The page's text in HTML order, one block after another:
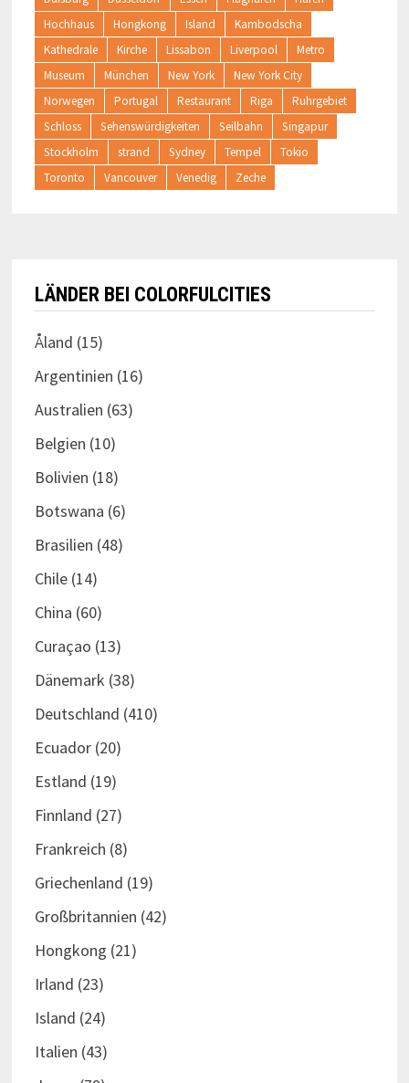
Hochhaus
Hongkong Island
Kambodscha
Kathedrale
Kirche Lissabon Liverpool
Metro
Museum
München New York
New York City
Norwegen
Portugal Restaurant Riga
Ruhrgebiet
Schloss
Sehenswürdigkeiten Seilbahn
Singapur
Stockholm
strand Sydney Tempel
Tokio
Toronto
Vancouver Venedig Zeche
LÄNDER BEI COLORFULCITIES
Åland (15)
Argentinien (16)
Australien (63)
Belgien (10)
Bolivien (18)
Botswana (6)
Brasilien (48)
Chile(14)
China (60)
Curaçao (13)
Dänemark (38)
Deutschland (410)
Ecuador(20)
Estland (19)
Finnland (27)
Frankreich (8)
Griechenland (19)
Großbritannien (42)
Hongkong (21)
Irland (23)
Island (24)
Italien (43)